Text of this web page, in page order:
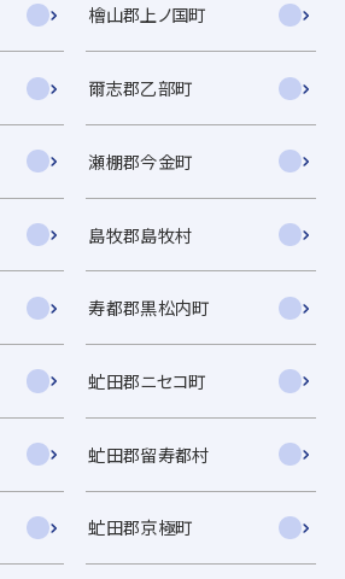
檜山郡上ノ国町
爾志郡乙部町
瀬棚郡今金町
島牧郡島牧村
寿都郡黒松内町
虻田郡ニセコ町
虻田郡留寿都村
虻田郡京極町